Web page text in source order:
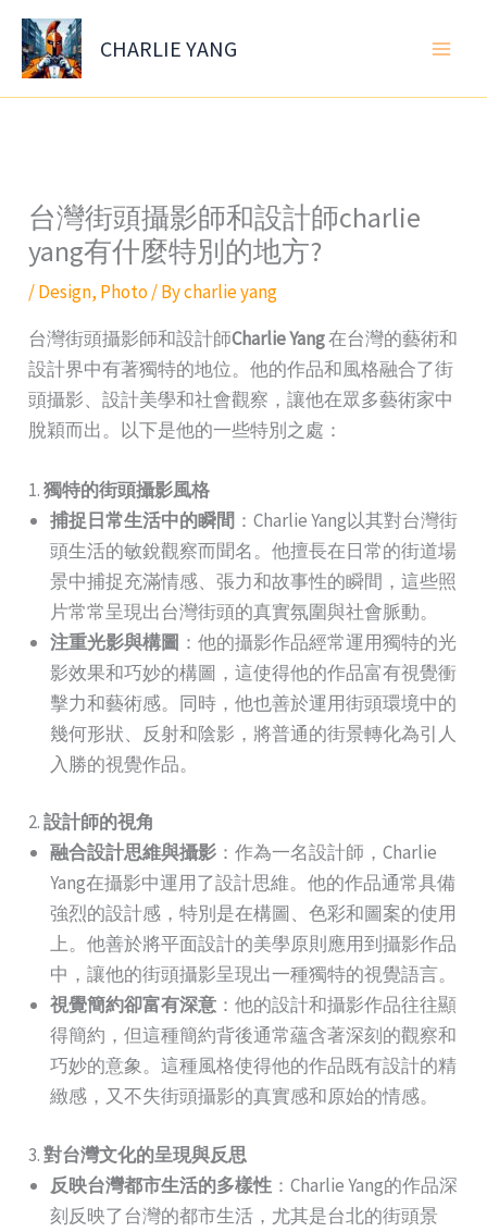
Skip
content
CHARLIE YANG
台灣街頭攝影師和設計師charlie
yang有什麼特別的地方?
/Design, Photo/ Bycharlie yang
台灣街頭攝影師和設計師Charlie Yang在台灣的藝術和
設計界中有著獨特的地位。他的作品和風格融合了街
頭攝影、設計美學和社會觀察，讓他在眾多藝術家中
脫穎而出。以下是他的一些特別之處：
1.獨特的街頭攝影風格
捕捉日常生活中的瞬間 ：Charlie Yang以其對台灣街
頭生活的敏銳觀察而聞名。他擅長在日常的街道場
景中捕捉充滿情感、張力和故事性的瞬間，這些照
片常常呈現出台灣街頭的真實氛圍與社會脈動。
注重光影與構圖 ：他的攝影作品經常運用獨特的光
影效果和巧妙的構圖，這使得他的作品富有視覺衝
擊力和藝術感。同時，他也善於運用街頭環境中的
幾何形狀、反射和陰影，將普通的街景轉化為引人
入勝的視覺作品。
2.設計師的視角
融合設計思維與攝影 ：作為一名設計師，Charlie
Yang在攝影中運用了設計思維。他的作品通常具備
強烈的設計感，特別是在構圖、色彩和圖案的使用
上。他善於將平面設計的美學原則應用到攝影作品
中，讓他的街頭攝影呈現出一種獨特的視覺語言。
視覺簡約卻富有深意 ：他的設計和攝影作品往往顯
得簡約，但這種簡約背後通常蘊含著深刻的觀察和
巧妙的意象。這種風格使得他的作品既有設計的精
緻感，又不失街頭攝影的真實感和原始的情感。
3.對台灣文化的呈現與反思
反映台灣都市生活的多樣性 ：Charlie Yang的作品深
刻反映了台灣的都市生活，尤其是台北的街頭景